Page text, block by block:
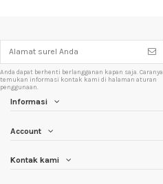
Anda dapat berhenti berlangganan kapan saja. Caranya,
temukan informasi kontak kami di halaman aturan
penggunaan.
Informasi
Account
Kontak kami